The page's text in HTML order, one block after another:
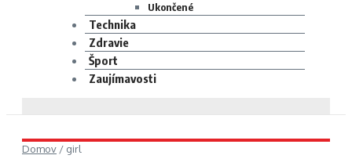
Ukončené
Technika
Zdravie
Šport
Zaujímavosti
Domov / girl